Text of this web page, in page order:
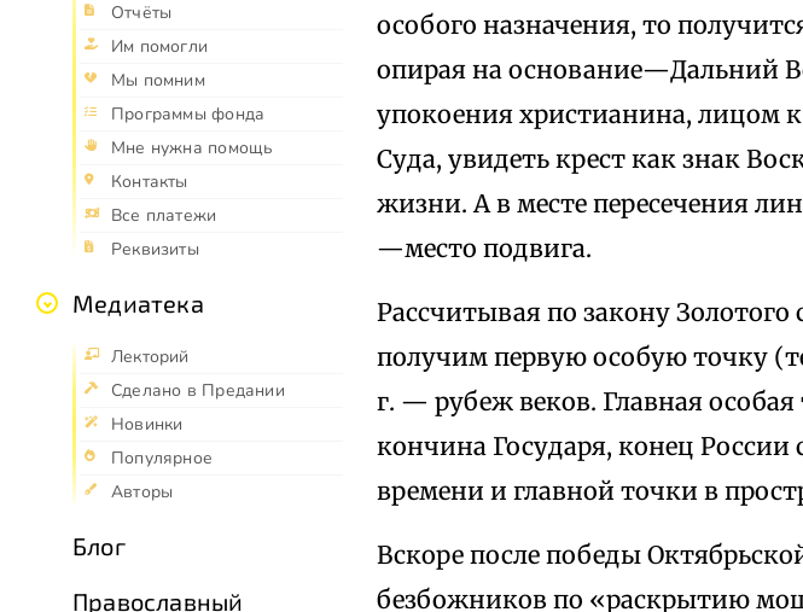
Отчёты
Им помогли
Мы помним
Программы фонда
Мне нужна помощь
Контакты
Все платежи
Реквизиты
Медиатека
Лекторий
Сделано в Предании
Новинки
Популярное
Авторы
Блог
Православный
особого назначения, то
опирая на основание—Дальний
упокоения христианина, лицом
Суда, увидеть крест как знак
жизни. А в месте пересечения
—место подвига.
Рассчитывая по закону
получим первую особую точку
г. — рубеж веков. Главная особая
кончина Государя, конец России
времени и главной точки в
Вскоре после победы
безбожников по «раскрытию